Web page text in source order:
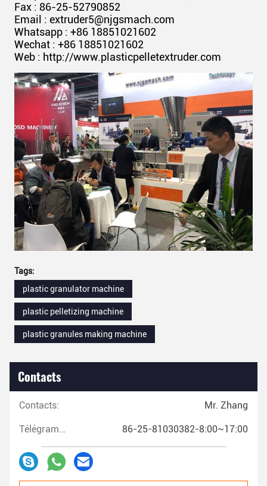
Fax : 86-25-52790852
Email : extruder5@njgsmach.com
Whatsapp : +86 18851021602
Wechat : +86 18851021602
Web : http://www.plasticpelletextruder.com
Tags:
plastic granulator machine
plastic pelletizing machine
plastic granules making machine
Contacts
Contacts: Mr. Zhang
Télégramme: 86-25-81030382-8:00~17:00